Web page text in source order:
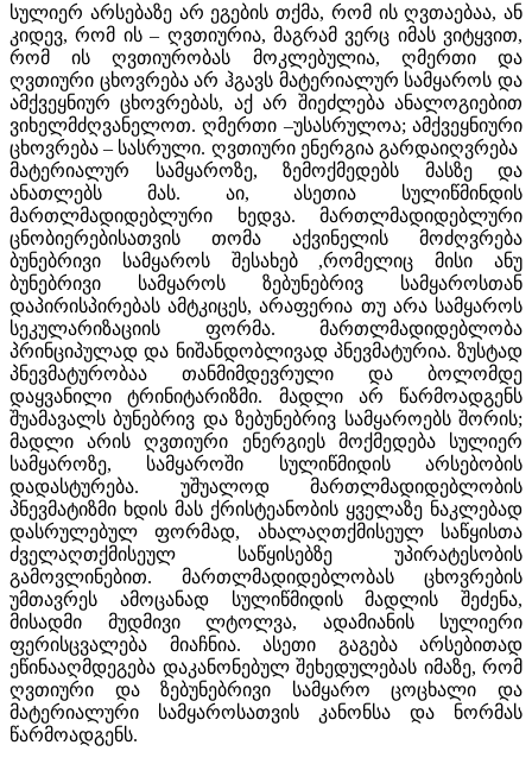
სულიერ არსებაზე არ ეგების თქმა, რომ ის ღვთაებაა, ან
კიდევ, რომ ის – ღვთიურია, მაგრამ ვერც იმას ვიტყვით,
რომ ის ღვთიურობას მოკლებულია, ღმერთი და
ღვთიური ცხოვრება არ ჰგავს მატერიალურ სამყაროს და
ამქვეყნიურ ცხოვრებას, აქ არ შიეძლება ანალოგიებით
ვიხელმძღვანელოთ. ღმერთი –უსასრულოა; ამქვეყნიური
ცხოვრება – სასრული. ღვთიური ენერგია გარდაიღვრება
მატერიალურ სამყაროზე, ზემოქმედებს მასზე და
ანათლებს მას. აი, ასეთია სულიწმინდის
მართლმადიდებლური ხედვა. მართლმადიდებლური
ცნობიერებისათვის თომა აქვინელის მოძღვრება
ბუნებრივი სამყაროს შესახებ ,რომელიც მისი ანუ
ბუნებრივი სამყაროს ზებუნებრივ სამყაროსთან
დაპირისპირებას ამტკიცეს, არაფერია თუ არა სამყაროს
სეკულარიზაციის ფორმა. მართლმადიდებლობა
პრინციპულად და ნიშანდობლივად პნევმატურია. ზუსტად
პნევმატურობაა თანმიმდევრული და ბოლომდე
დაყვანილი ტრინიტარიზმი. მადლი არ წარმოადგენს
შუამავალს ბუნებრივ და ზებუნებრივ სამყაროებს შორის;
მადლი არის ღვთიური ენერგიეს მოქმედება სულიერ
სამყაროზე, სამყაროში სულიწმიდის არსებობის
დადასტურება. უშუალოდ მართლმადიდებლობის
პნევმატიზმი ხდის მას ქრისტეანობის ყველაზე ნაკლებად
დასრულებულ ფორმად, ახალაღთქმისეულ საწყისთა
ძველაღთქმისეულ საწყისებზე უპირატესობის
გამოვლინებით. მართლმადიდებლობას ცხოვრების
უმთავრეს ამოცანად სულიწმიდის მადლის შეძენა,
მისადმი მუდმივი ლტოლვა, ადამიანის სულიერი
ფერისცვალება მიაჩნია. ასეთი გაგება არსებითად
ეწინააღმდეგება დაკანონებულ შეხედულებას იმაზე, რომ
ღვთიური და ზებუნებრივი სამყარო ცოცხალი და
მატერიალური სამყაროსათვის კანონსა და ნორმას
წარმოადგენს.